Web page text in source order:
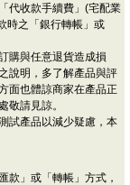
代收款手續費」(宅配業
時之「銀行轉帳」或
購與任意退貨造成損
說明，多了解產品與評
面也體諒商家在產品正
敬請見諒。
試產品以減少疑慮，本
款」或「轉帳」方式，